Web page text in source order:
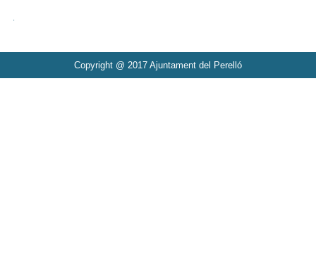
.
Copyright @ 2017 Ajuntament del Perelló